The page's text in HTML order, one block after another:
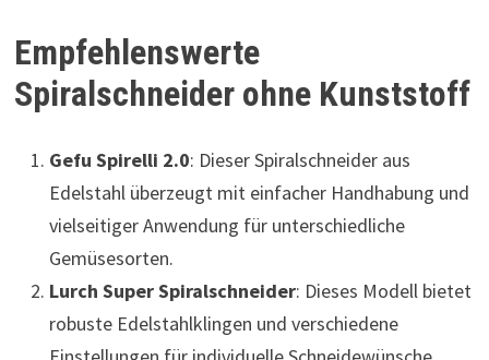
Empfehlenswerte
Spiralschneider ohne Kunststoff
Gefu Spirelli 2.0: Dieser Spiralschneider aus
Edelstahl überzeugt mit einfacher Handhabung und
vielseitiger Anwendung für unterschiedliche
Gemüsesorten.
Lurch Super Spiralschneider: Dieses Modell bietet
robuste Edelstahlklingen und verschiedene